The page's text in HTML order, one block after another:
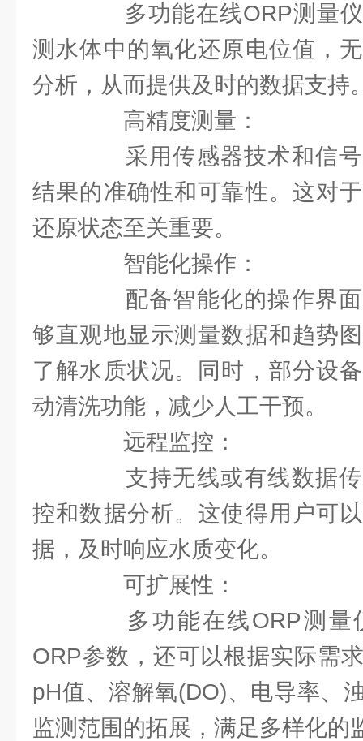
多功能在线ORP测量仪
测水体中的氧化还原电位值，
分析，从而提供及时的数据支持
高精度测量：
采用传感器技术和信号
结果的准确性和可靠性。这对
还原状态至关重要。
智能化操作：
配备智能化的操作界面
够直观地显示测量数据和趋势
了解水质状况。同时，部分设
动清洗功能，减少人工干预。
远程监控：
支持无线或有线数据传
控和数据分析。这使得用户可
据，及时响应水质变化。
可扩展性：
多功能在线ORP测量
ORP参数，还可以根据实际需
pH值、溶解氧(DO)、电导率、
监测范围的拓展，满足多样化的